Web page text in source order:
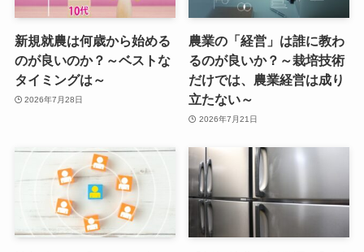
新規就農は何歳から始める
のが良いのか？～ベストな
タイミングは～
2026年7月28日
農業の「経営」は誰に教わ
るのが良いか？～栽培技術
だけでは、農業経営は成り
立たない～
2026年7月21日